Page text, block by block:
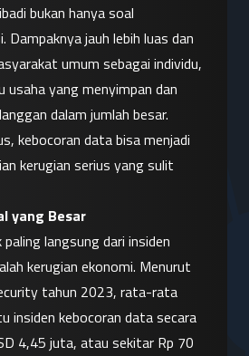
bukan hanya soal
Dampaknya jauh lebih luas dan
umum sebagai individu,
usaha yang menyimpan dan
dalam jumlah besar.
kebocoran data bisa menjadi
kerugian serius yang sulit
yang Besar
langsung dari insiden
kerugian ekonomi. Menurut
tahun 2023, rata-rata
insiden kebocoran data secara
4,45 juta, atau sekitar Rp 70